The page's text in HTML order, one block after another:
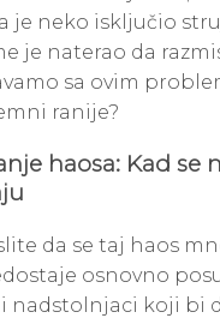
je neko isključio
je naterao da
sa ovim
ranije?
haosa: Kad se
da se taj haos
osnovno
nadstolnjaci koji bi